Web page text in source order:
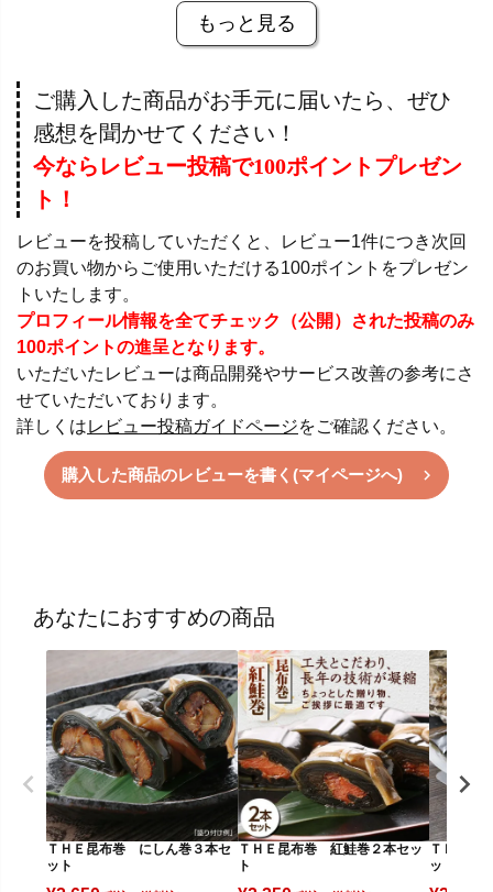
もっと見る
ご購入した商品がお手元に届いたら、ぜひ
感想を聞かせてください！
今ならレビュー投稿で100ポイントプレゼン
ト！
レビューを投稿していただくと、レビュー1件につき次回
のお買い物からご使用いただける100ポイントをプレゼン
トいたします。
プロフィール情報を全てチェック（公開）された投稿のみ
100ポイントの進呈となります。
いただいたレビューは商品開発やサービス改善の参考にさ
せていただいております。
詳しくはレビュー投稿ガイドページをご確認ください。
購入した商品のレビューを書く(マイページへ)
あなたにおすすめの商品
ＴＨＥ昆布巻 にしん巻３本セ
ット
ＴＨＥ昆布巻 紅鮭巻２本セッ
ト
ＴＨＥ昆
ット